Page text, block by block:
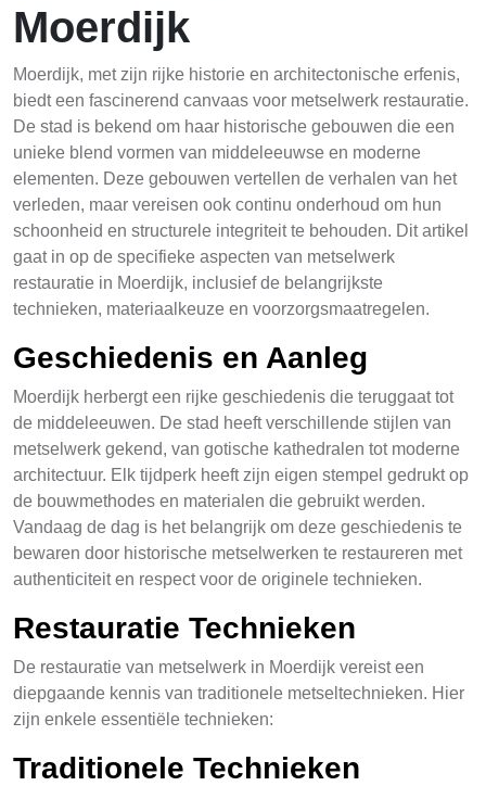
Moerdijk
Moerdijk, met zijn rijke historie en architectonische erfenis,
biedt een fascinerend canvaas voor metselwerk restauratie.
De stad is bekend om haar historische gebouwen die een
unieke blend vormen van middeleeuwse en moderne
elementen. Deze gebouwen vertellen de verhalen van het
verleden, maar vereisen ook continu onderhoud om hun
schoonheid en structurele integriteit te behouden. Dit artikel
gaat in op de specifieke aspecten van metselwerk
restauratie in Moerdijk, inclusief de belangrijkste
technieken, materiaalkeuze en voorzorgsmaatregelen.
Geschiedenis en Aanleg
Moerdijk herbergt een rijke geschiedenis die teruggaat tot
de middeleeuwen. De stad heeft verschillende stijlen van
metselwerk gekend, van gotische kathedralen tot moderne
architectuur. Elk tijdperk heeft zijn eigen stempel gedrukt op
de bouwmethodes en materialen die gebruikt werden.
Vandaag de dag is het belangrijk om deze geschiedenis te
bewaren door historische metselwerken te restaureren met
authenticiteit en respect voor de originele technieken.
Restauratie Technieken
De restauratie van metselwerk in Moerdijk vereist een
diepgaande kennis van traditionele metseltechnieken. Hier
zijn enkele essentiële technieken:
Traditionele Technieken